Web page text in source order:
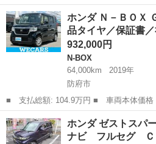
ー名： ホンダ ■ 車種名： Ｎ－ＢＯ
名： コーディネートスタイルモノト
チ ＳＤナビ／...
山口 防府市 N-BOX
ホンダ Ｎ－ＢＯＸ
品タイヤ／保証書
932,000円
N-BOX
64,000km
2019年
防府市
■ 支払総額: 104.9万円 ■ 車両本体価格： 932,000 円 ■ メーカー
名： ホンダ ■ 車種名： Ｎ－ＢＯＸ
ダセンシング 新品タイヤ／保証書／社
ング／ヘッ...
山口 防府市 N-BOX
ホンダ ゼストス
ナビ フルセグ